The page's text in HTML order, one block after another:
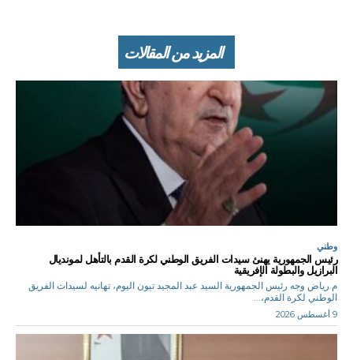
المزيد من المقالات
وطني
رئيس الجمهورية يهنئ سيدات الفريق الوطني لكرة القدم بالتأهل لمونديال
البرازيل والبطولة الإفريقية
م.رياض وجه رئيس الجمهورية السيد عبد المجيد تبون اليوم، تهانيه لسيدات الفريق
الوطني لكرة القدم،...
9 أغسطس 2026